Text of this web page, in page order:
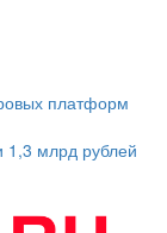
платформ
1,3 млрд рублей